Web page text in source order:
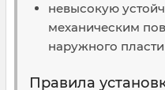
невысокую
механическим
наружного
Правила